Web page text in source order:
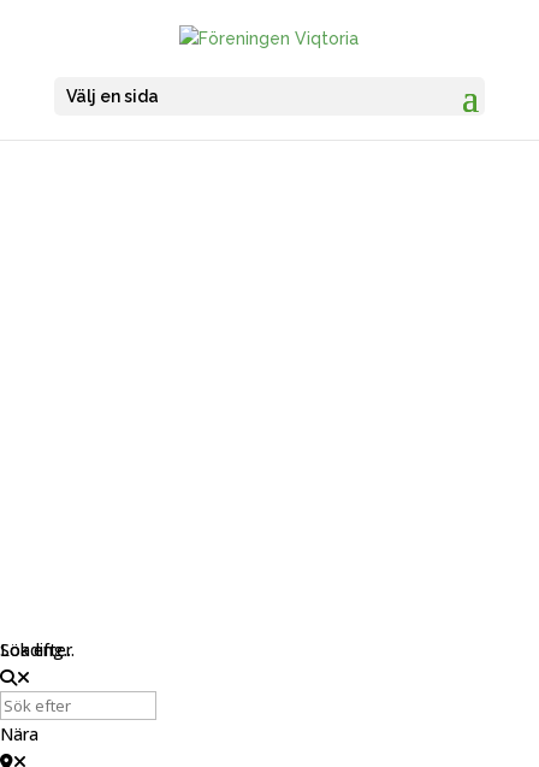
Välj en sida
Loading...
Sök efter
Nära